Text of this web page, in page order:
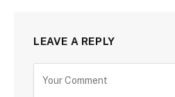
LEAVE A REPLY